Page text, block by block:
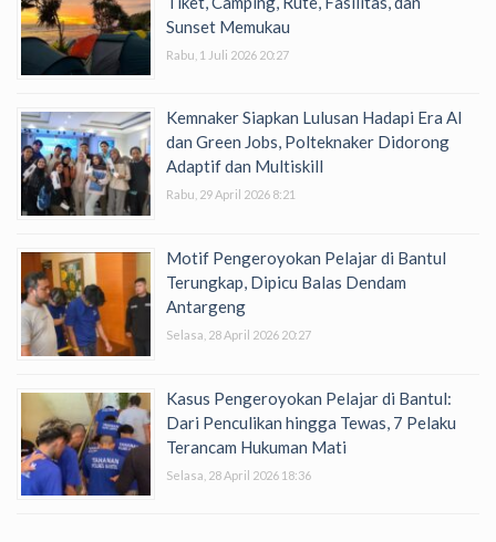
Sunset Memukau
Rabu, 1 Juli 2026 20:27
Kemnaker Siapkan Lulusan Hadapi Era AI
dan Green Jobs, Polteknaker Didorong
Adaptif dan Multiskill
Rabu, 29 April 2026 8:21
Motif Pengeroyokan Pelajar di Bantul
Terungkap, Dipicu Balas Dendam
Antargeng
Selasa, 28 April 2026 20:27
Kasus Pengeroyokan Pelajar di Bantul:
Dari Penculikan hingga Tewas, 7 Pelaku
Terancam Hukuman Mati
Selasa, 28 April 2026 18:36